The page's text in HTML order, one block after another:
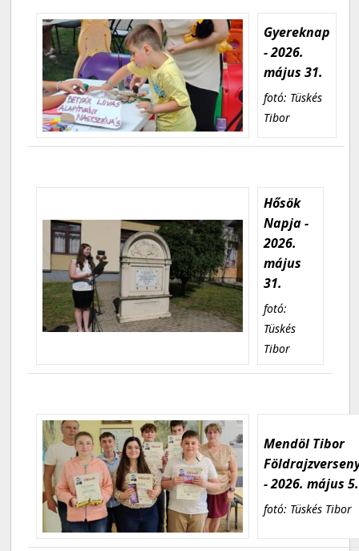
Gyereknap
- 2026.
május 31.
fotó: Tüskés
Tibor
Hősök
Napja -
2026.
május
31.
fotó:
Tüskés
Tibor
Mendöl Tibor
- 2026. május 5.
fotó: Tüskés Tibor